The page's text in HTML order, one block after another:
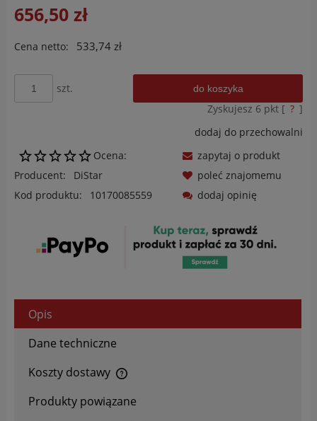
656,50 zł
Cena netto: 533,74 zł
szt. do koszyka
Zyskujesz 6 pkt [ ? ]
dodaj do przechowalni
Ocena:
Producent:
DiStar
Kod produktu:
10170085559
zapytaj o produkt
poleć znajomemu
dodaj opinię
Opis
Dane techniczne
Koszty dostawy
Produkty powiązane